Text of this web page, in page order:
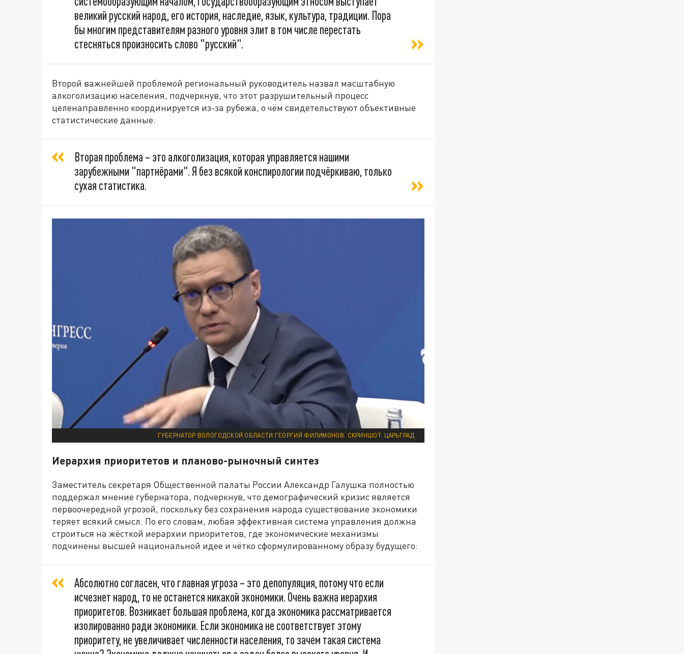
великий русский народ, его история, наследие, язык, культура, традиции. Пора
бы многим представителям разного уровня элит в том числе перестать
стесняться произносить слово "русский".
Второй важнейшей проблемой региональный руководитель назвал масштабную
алкоголизацию населения, подчеркнув, что этот разрушительный процесс
целенаправленно координируется из-за рубежа, о чём свидетельствуют объективные
статистические данные:
Вторая проблема – это алкоголизация, которая управляется нашими
зарубежными "партнёрами". Я без всякой конспирологии подчёркиваю, только
сухая статистика.
ГУБЕРНАТОР ВОЛОГОДСКОЙ ОБЛАСТИ ГЕОРГИЙ ФИЛИМОНОВ. СКРИНШОТ: ЦАРЬГРАД
Иерархия приоритетов и планово-рыночный синтез
Заместитель секретаря Общественной палаты России Александр Галушка полностью
поддержал мнение губернатора, подчеркнув, что демографический кризис является
первоочередной угрозой, поскольку без сохранения народа существование экономики
теряет всякий смысл. По его словам, любая эффективная система управления должна
строиться на жёсткой иерархии приоритетов, где экономические механизмы
подчинены высшей национальной идее и чётко сформулированному образу будущего:
Абсолютно согласен, что главная угроза – это депопуляция, потому что если
исчезнет народ, то не останется никакой экономики. Очень важна иерархия
приоритетов. Возникает большая проблема, когда экономика рассматривается
изолированно ради экономики. Если экономика не соответствует этому
приоритету, не увеличивает численности населения, то зачем такая система